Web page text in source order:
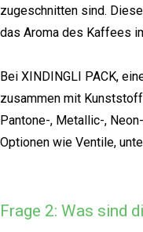
zugeschnitten sind.
das Aroma des Kaffees
Bei XINDINGLI PACK,
zusammen mit
Pantone-, Metallic-,
Optionen wie Ventile,
Frage 2: Was sind